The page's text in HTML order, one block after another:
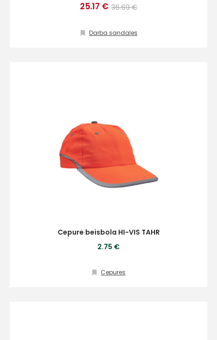
25.17 € 36.69 €
Darba sandales
Cepure beisbola HI-VIS TAHR
2.75 €
Cepures